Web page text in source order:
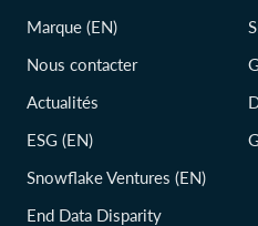
Marque (EN)
Nous contacter
Actualités
ESG (EN)
Snowflake Ventures (EN)
End Data Disparity